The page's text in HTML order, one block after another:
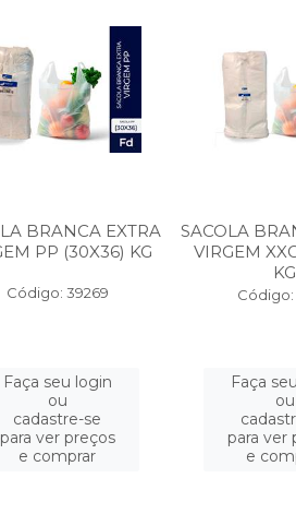
BRANCA EXTRA
PP (30X36) KG
Código: 39269
Faça seu login
ou
cadastre-se
para ver preços
e comprar
SACOLA
VIRGEM
KG
Código:
Faça
ou
para ver
e